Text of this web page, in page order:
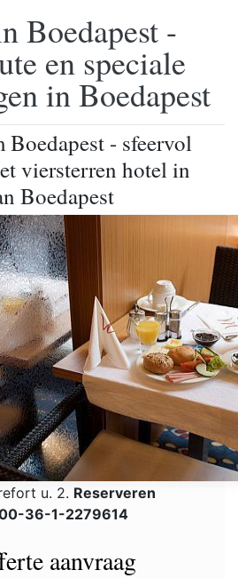
Boedapest -
en speciale
in Boedapest
- sfeervol
viersterren hotel in
Boedapest
u. 2. Reserveren
36-1-2279614
aanvraag